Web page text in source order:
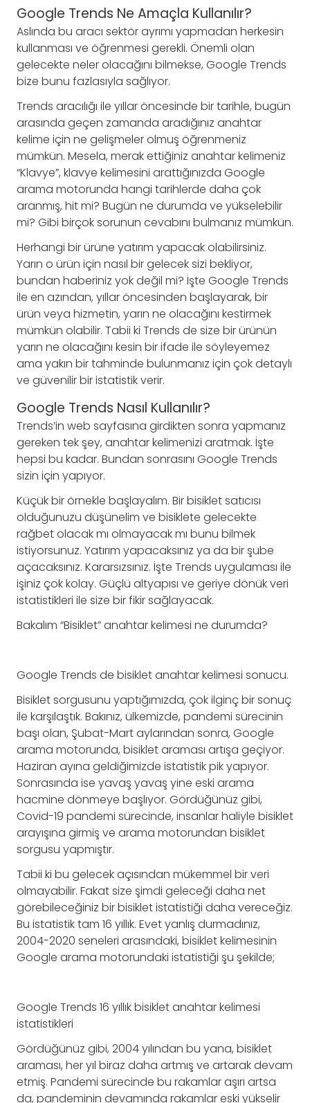
Google Trends Ne Amaçla Kullanılır?
Aslında bu aracı sektör ayrımı yapmadan herkesin
kullanması ve öğrenmesi gerekli. Önemli olan
gelecekte neler olacağını bilmekse, Google Trends
bize bunu fazlasıyla sağlıyor.
Trends aracılığı ile yıllar öncesinde bir tarihle, bugün
arasında geçen zamanda aradığınız anahtar
kelime için ne gelişmeler olmuş öğrenmeniz
mümkün. Mesela, merak ettiğiniz anahtar kelimeniz
“Klavye”, klavye kelimesini arattığınızda Google
arama motorunda hangi tarihlerde daha çok
aranmış, hit mi? Bugün ne durumda ve yükselebilir
mi? Gibi birçok sorunun cevabını bulmanız mümkün.
Herhangi bir ürüne yatırım yapacak olabilirsiniz.
Yarın o ürün için nasıl bir gelecek sizi bekliyor,
bundan haberiniz yok değil mi? İşte Google Trends
ile en azından, yıllar öncesinden başlayarak, bir
ürün veya hizmetin, yarın ne olacağını kestirmek
mümkün olabilir. Tabii ki Trends de size bir ürünün
yarın ne olacağını kesin bir ifade ile söyleyemez
ama yakın bir tahminde bulunmanız için çok detaylı
ve güvenilir bir istatistik verir.
Google Trends Nasıl Kullanılır?
Trends’in web sayfasına girdikten sonra yapmanız
gereken tek şey, anahtar kelimenizi aratmak. İşte
hepsi bu kadar. Bundan sonrasını Google Trends
sizin için yapıyor.
Küçük bir örnekle başlayalım. Bir bisiklet satıcısı
olduğunuzu düşünelim ve bisiklete gelecekte
rağbet olacak mı olmayacak mı bunu bilmek
istiyorsunuz. Yatırım yapacaksınız ya da bir şube
açacaksınız. Kararsızsınız. İşte Trends uygulaması ile
işiniz çok kolay. Güçlü altyapısı ve geriye dönük veri
istatistikleri ile size bir fikir sağlayacak.
Bakalım “Bisiklet” anahtar kelimesi ne durumda?
Google Trends de bisiklet anahtar kelimesi sonucu.
Bisiklet sorgusunu yaptığımızda, çok ilginç bir sonuç
ile karşılaştık. Bakınız, ülkemizde, pandemi sürecinin
başı olan, Şubat-Mart aylarından sonra, Google
arama motorunda, bisiklet araması artışa geçiyor.
Haziran ayına geldiğimizde istatistik pik yapıyor.
Sonrasında ise yavaş yavaş yine eski arama
hacmine dönmeye başlıyor. Gördüğünüz gibi,
Covid-19 pandemi sürecinde, insanlar haliyle bisiklet
arayışına girmiş ve arama motorundan bisiklet
sorgusu yapmıştır.
Tabii ki bu gelecek açısından mükemmel bir veri
olmayabilir. Fakat size şimdi geleceği daha net
görebileceğiniz bir bisiklet istatistiği daha vereceğiz.
Bu istatistik tam 16 yıllık. Evet yanlış durmadınız,
2004-2020 seneleri arasındaki, bisiklet kelimesinin
Google arama motorundaki istatistiği şu şekilde;
Google Trends 16 yıllık bisiklet anahtar kelimesi
istatistikleri
Gördüğünüz gibi, 2004 yılından bu yana, bisiklet
araması, her yıl biraz daha artmış ve artarak devam
etmiş. Pandemi sürecinde bu rakamlar aşırı artsa
da, pandeminin devamında rakamlar eski yükselir